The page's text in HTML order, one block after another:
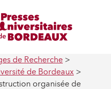
de Recherche
de Bordeaux
organisée de